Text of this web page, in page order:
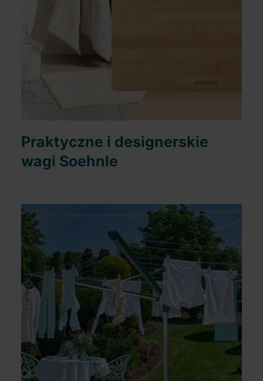
Praktyczne i designerskie
wagi Soehnle